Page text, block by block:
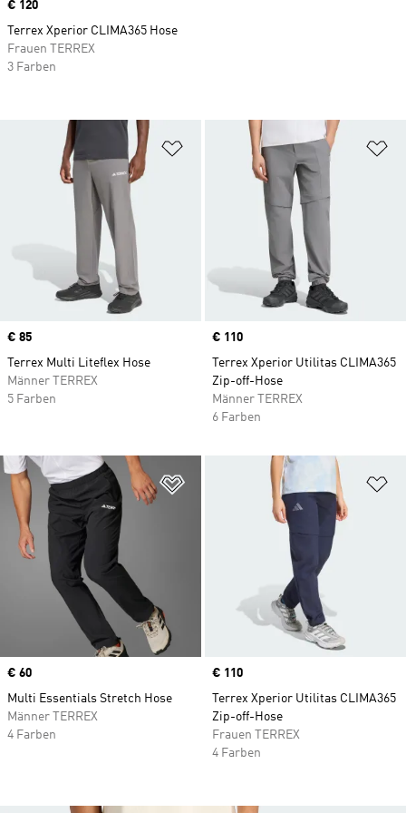
Zur Wunschliste hinzufügen
Price
€ 85
Terrex Multi Liteflex Hose
Männer TERREX
5 Farben
Price
€ 110
Terrex Xperior Utilitas CLIMA365
Zip-off-Hose
Männer TERREX
6 Farben
Zur Wunschliste hinzufügen
Price
€ 60
Multi Essentials Stretch Hose
Männer TERREX
4 Farben
Price
€ 110
Terrex Xperior Utilitas CLIMA365
Zip-off-Hose
Frauen TERREX
4 Farben
Price
€ 120
Terrex Xperior CLIMA365 Hose
Frauen TERREX
3 Farben